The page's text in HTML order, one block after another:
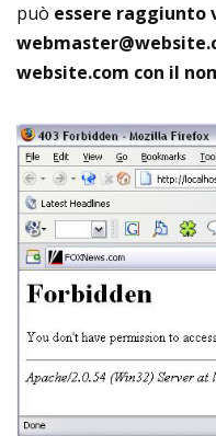
può essere raggiunto
website.com con il